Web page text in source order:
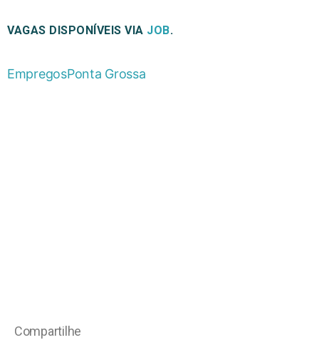
VAGAS DISPONÍVEIS VIA JOB.
EmpregosPonta Grossa
Compartilhe